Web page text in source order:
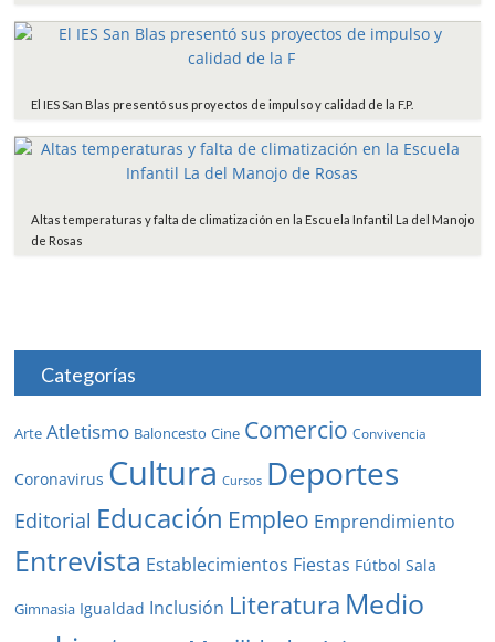
El IES San Blas presentó sus proyectos de impulso y calidad de la F.P.
Altas temperaturas y falta de climatización en la Escuela Infantil La del Manojo
de Rosas
Categorías
Arte Atletismo Baloncesto Cine Comercio Convivencia
Coronavirus Cultura Cursos Deportes
Editorial Educación Empleo Emprendimiento
Entrevista Establecimientos Fiestas Fútbol Sala
Gimnasia Igualdad Inclusión Literatura Medio